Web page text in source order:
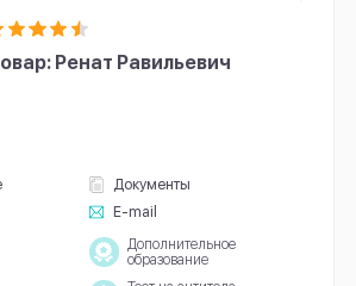
Ренат Равильевич
Документы
E-mail
Дополнительное
образование